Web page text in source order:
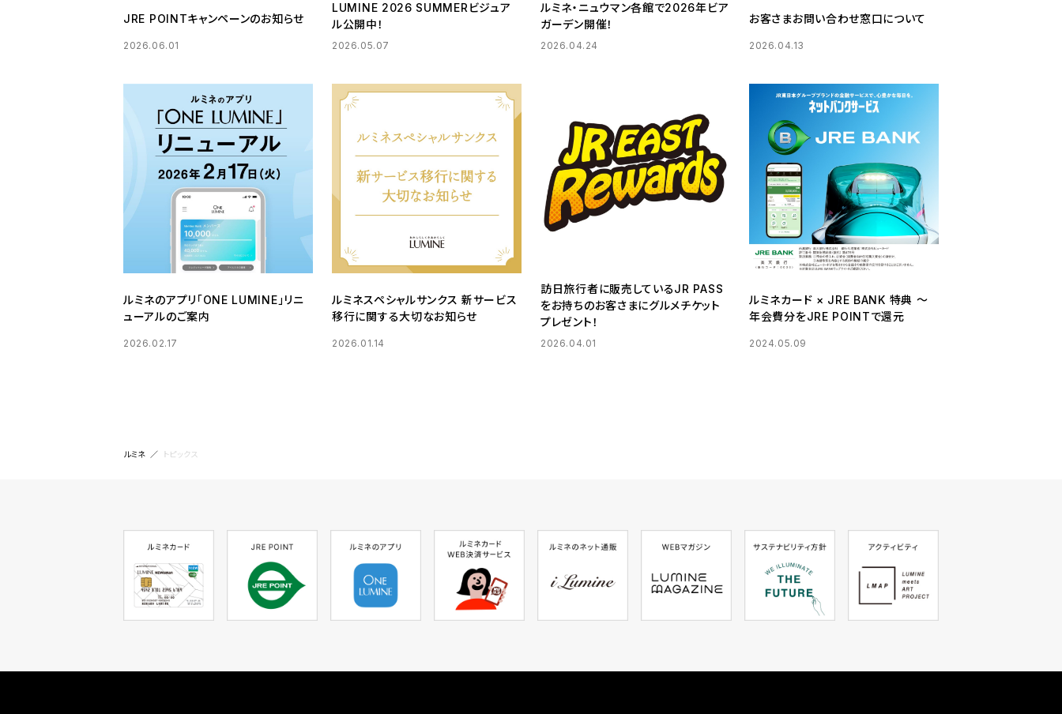
JRE POINTキャンペーンのお知らせ
2026.06.01
LUMINE 2026 SUMMERビジュア
ル公開中！
2026.05.07
ルミネ・ニュウマン各館で2026年ビア
ガーデン開催！
2026.04.24
お客さまお問い合わせ窓口について
2026.04.13
ルミネのアプリ「ONE LUMINE」リニ
ューアルのご案内
2026.02.17
ルミネスペシャルサンクス 新サービス
移行に関する大切なお知らせ
2026.01.14
訪日旅行者に販売しているJR PASS
をお持ちのお客さまにグルメチケット
プレゼント！
2026.04.01
ルミネカード × JRE BANK 特典 ～
年会費分をJRE POINTで還元
2024.05.09
ルミネ トピックス